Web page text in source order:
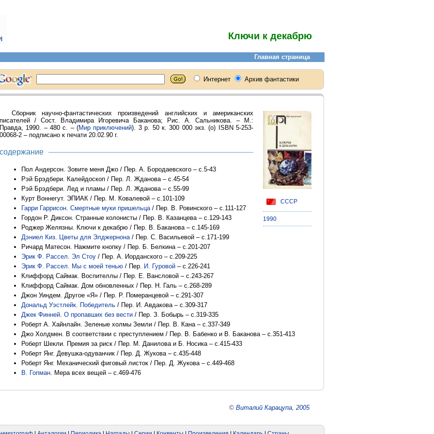
Ключи к декабрю
СССР
1990
Сборник научно-фантастических произведений английских и американских
писателей / Сост. Владимира Игоревича Баканова; Рис. А. Сальникова. – М.:
Правда, 1990. – 480 с. – (Мир приключений). 3 р. 50 к. 300 000 экз. (о) ISBN 5-253-
00068-2 – подписано к печати 20.02.90 г.
содержание
Пол Андерсон. Зовите меня Джо / Пер. А. Бородаевского – с.5-43
Рэй Брэдбери. Калейдоскоп / Пер. Л. Жданова – с.45-54
Рэй Брэдбери. Лед и пламы / Пер. Л. Жданова – с.55-99
Курт Воннегут. ЭПИАК / Пер. М. Ковалевой – с.101-109
Гарри Гаррисон. Смертные муки пришельца/ Пер. В. Ровинского – с.111-127
Гордон Р. Диксон. Странные колонисты / Пер. В. Казанцева – с.129-143
Роджер Желязны. Ключи к декабрю / Пер. В. Баканова – с.145-169
Дэниел Киз. Цветы для Элджернона/ Пер. С. Васильевой – с.171-199
Ричард Матесон. Нажмите кнопку / Пер. Б. Белкина – с.201-207
Эрик Ф. Рассел. Эл Стоу / Пер. А. Иорданского – с.209-225
Эрик Ф. Рассел. Мы с моей тенью / Пер. И. Гуровой – с.226-241
Клиффорд Саймак. Воспителлы / Пер. Е. Вансловой – с.243-267
Клиффорд Саймак. Дом обновленных / Пер. Н. Галь – с.268-289
Джон Уиндем. Другое «Я» / Пер. Р. Померанцевой – с.291-307
Дональд Уэстлейк. Победитель / Пер. И. Авдакова – с.309-317
Джек Финней. О пропавших без вести / Пер. З. Бобырь – с.319-335
Роберт А. Хайнлайн. Зеленые холмы Земли / Пер. В. Кана – с.337-349
Джо Холдмен. В соответствии с преступлением / Пер. В. Бабенко и В. Баканова – с.351-413
Роберт Шекли. Премия за риск / Пер. М. Данилова и Б. Носика – с.415-433
Роберт Янг. Девушка-одуванчик / Пер. Д. Жукова – с.435-448
Роберт Янг. Механический фиговый листок / Пер. Д. Жукова – с.449-468
В. Гопман. Мера всех вещей – с.469-476
© Виталий Карацупа, 2005